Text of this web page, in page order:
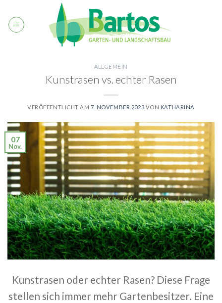
content
ALLGEMEIN
Kunstrasen vs. echter Rasen
VERÖFFENTLICHT AM7. NOVEMBER 2023 VON KATHARINA
07
Nov.
Kunstrasen oder echter Rasen? Diese Frage
stellen sich immer mehr Gartenbesitzer. Eine